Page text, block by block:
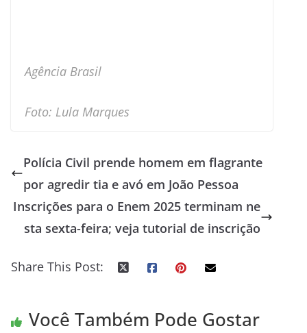
Agência Brasil
Foto: Lula Marques
Polícia Civil prende homem em flagrante
por agredir tia e avó em João Pessoa
Inscrições para o Enem 2025 terminam ne
sta sexta-feira; veja tutorial de inscrição
Share This Post:
Você Também Pode Gostar